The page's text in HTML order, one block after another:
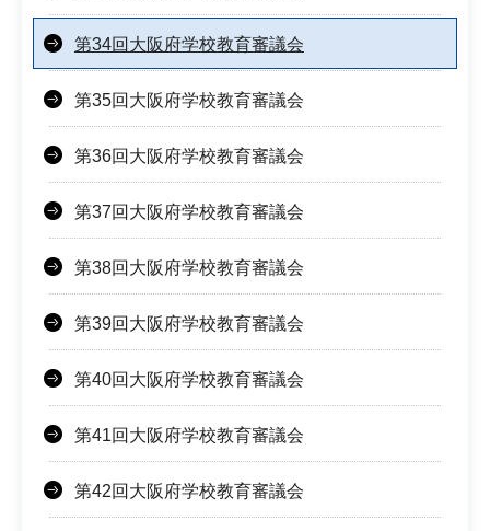
第34回大阪府学校教育審議会
第35回大阪府学校教育審議会
第36回大阪府学校教育審議会
第37回大阪府学校教育審議会
第38回大阪府学校教育審議会
第39回大阪府学校教育審議会
第40回大阪府学校教育審議会
第41回大阪府学校教育審議会
第42回大阪府学校教育審議会